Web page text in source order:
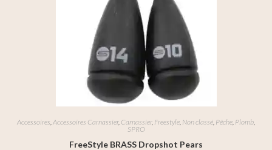
Accessoires Accessoires Carnassier, Carnassier, Freestyle Non classé Pêche Plomb
SPRO
FreeStyle BRASS Dropshot Pears